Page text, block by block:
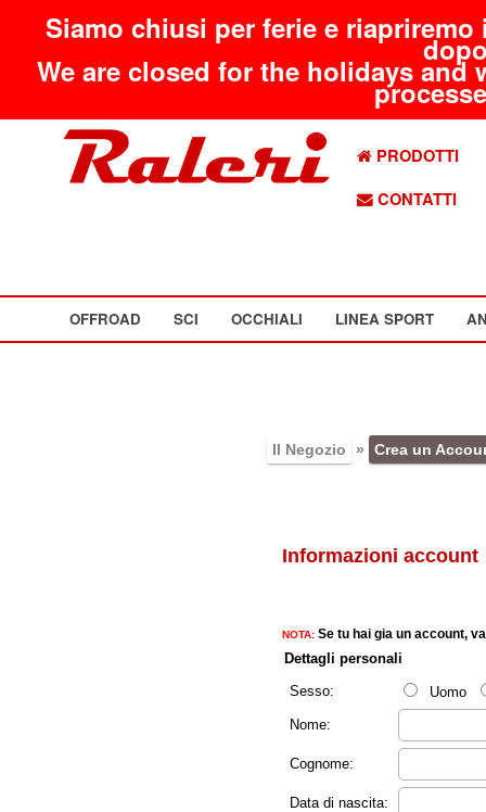
Siamo chiusi per ferie e
We are closed for the holidays
PRODOTTI
CONTATTI
OFFROAD SCI OCCHIALI LINEA SPORT
Il Negozio » Crea un
Informazioni account
NOTA: Se tu hai gia un account,
Dettagli personali
Sesso:
Uomo
Nome:
Cognome:
Data di nascita: